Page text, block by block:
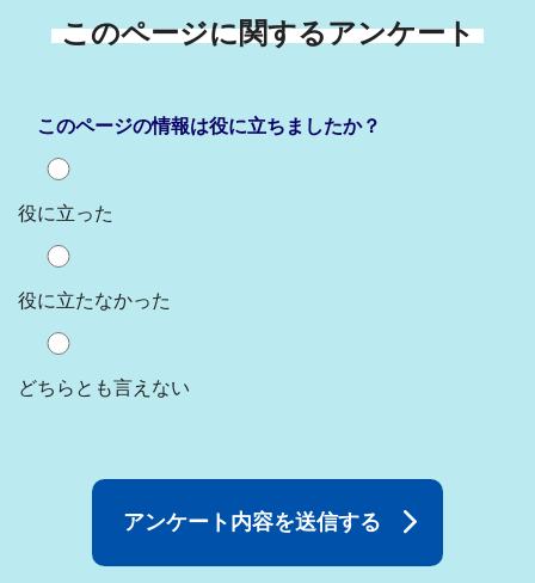
このページに関するアンケート
このページの情報は役に立ちましたか？
役に立った
役に立たなかった
どちらとも言えない